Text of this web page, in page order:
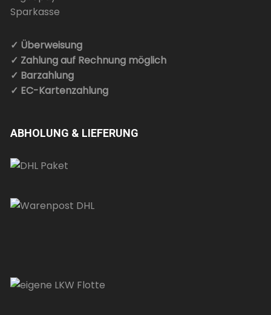
✓ Überweisung
✓ Zahlung auf Rechnung möglich
✓ Barzahlung
✓ EC-Kartenzahlung
ABHOLUNG & LIEFERUNG